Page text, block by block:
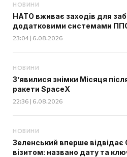
НОВИНИ
НАТО вживає заходів для
додатковими системами
23:04 | 6.08.2026
НОВИНИ
З’явилися знімки Місяця
ракети SpaceX
22:36 | 6.08.2026
НОВИНИ
Зеленський вперше відвідає
візитом: названо дату та